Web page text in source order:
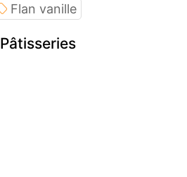
Flan vanille
Pâtisseries